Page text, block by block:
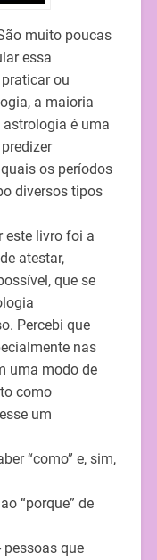
muito poucas
essa
ou
a maioria
é uma
os períodos
diversos tipos
este livro foi a
atestar,
que se
Percebi que
nas
uma modo de
como
um
“como” e, sim,
“porque” de
pessoas que